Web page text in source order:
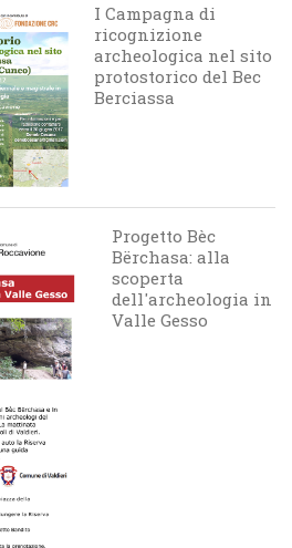
I Campagna di
ricognizione
archeologica nel sito
protostorico del Bec
Berciassa
Progetto Bèc
Bërchasa: alla
scoperta
dell'archeologia in
Valle Gesso